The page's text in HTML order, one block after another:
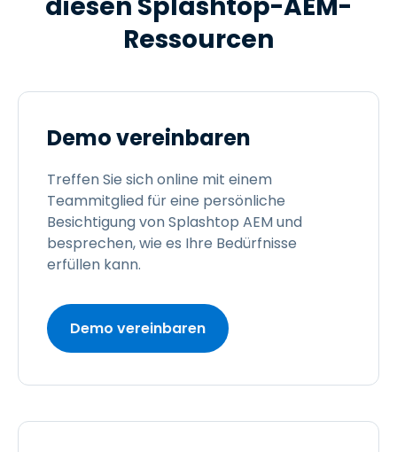
Ressourcen
Demo vereinbaren
Treffen Sie sich online mit einem
Teammitglied für eine persönliche
Besichtigung von Splashtop AEM und
besprechen, wie es Ihre Bedürfnisse
erfüllen kann.
Demo vereinbaren